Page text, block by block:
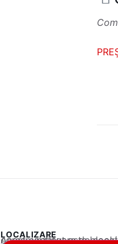
LOCALIZARE
Acest conținut este blocat până când acceptați categoria